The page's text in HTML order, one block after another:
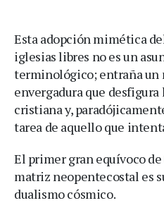
Esta adopción mimética
iglesias libres no es un
terminológico; entraña un
envergadura que
cristiana y,
tarea de aquello que
El primer gran equívoco
matriz neopentecostal es
dualismo cósmico.